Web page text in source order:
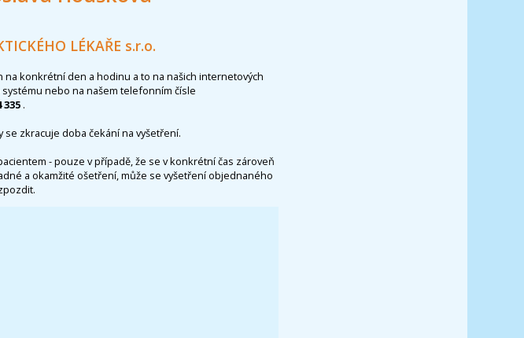
LÉKAŘE s.r.o.
konkrétní den a hodinu a to na našich internetových
nebo na našem telefonním čísle
335 .
zkracuje doba čekání na vyšetření.
- pouze v případě, že se v konkrétní čas zároveň
a okamžité ošetření, může se vyšetření objednaného